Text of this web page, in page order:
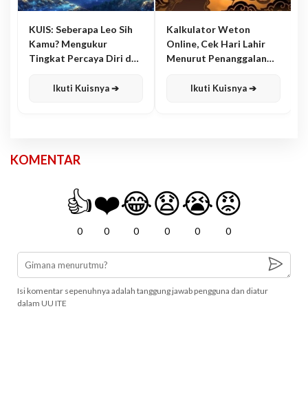
KUIS: Seberapa Leo Sih
Kamu? Mengukur
Tingkat Percaya Diri dan
Ikuti Kuisnya ➔
Kalkulator Weton
Online, Cek Hari Lahir
Menurut Penanggalan
Ikuti Kuisnya ➔
KOMENTAR
👍
0
❤️
0
😂
0
😧
0
😭
0
😡
0
Isi komentar sepenuhnya adalah tanggung jawab pengguna dan diatur
dalam UU ITE